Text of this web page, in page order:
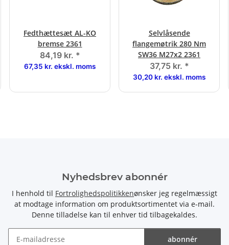
Fedthættesæt AL-KO
bremse 2361
84,19 kr. *
67,35 kr. ekskl. moms
Selvlåsende
flangemøtrik 280 Nm
SW36 M27x2 2361
37,75 kr. *
30,20 kr. ekskl. moms
Nyhedsbrev abonnér
I henhold til Fortrolighedspolitikkenønsker jeg regelmæssigt
at modtage information om produktsortimentet via e-mail.
Denne tilladelse kan til enhver tid tilbagekaldes.
abonnér